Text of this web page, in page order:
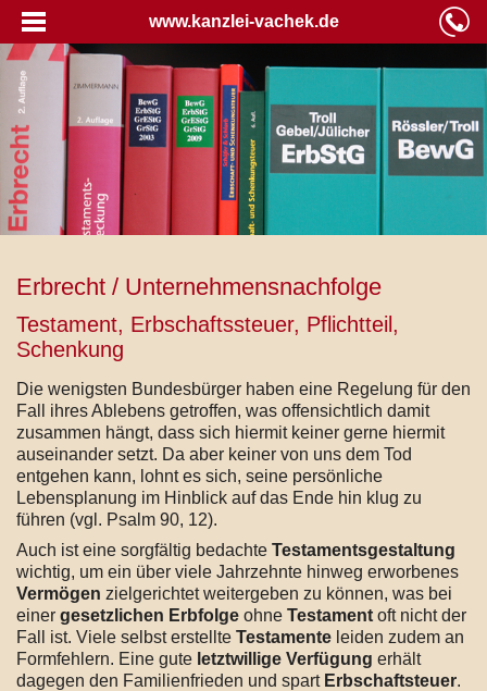
www.kanzlei-vachek.de
Erbrecht / Unternehmensnachfolge
Testament, Erbschaftssteuer, Pflichtteil,
Schenkung
Die wenigsten Bundesbürger haben eine Regelung für den
Fall ihres Ablebens getroffen, was offensichtlich damit
zusammen hängt, dass sich hiermit keiner gerne hiermit
auseinander setzt. Da aber keiner von uns dem Tod
entgehen kann, lohnt es sich, seine persönliche
Lebensplanung im Hinblick auf das Ende hin klug zu
führen (vgl. Psalm 90, 12).
Auch ist eine sorgfältig bedachte Testamentsgestaltung
wichtig, um ein über viele Jahrzehnte hinweg erworbenes
Vermögen zielgerichtet weitergeben zu können, was bei
einer gesetzlichen Erbfolge ohne Testament oft nicht der
Fall ist. Viele selbst erstellte Testamente leiden zudem an
Formfehlern. Eine gute letztwillige Verfügung erhält
dagegen den Familienfrieden und spart Erbschaftsteuer.